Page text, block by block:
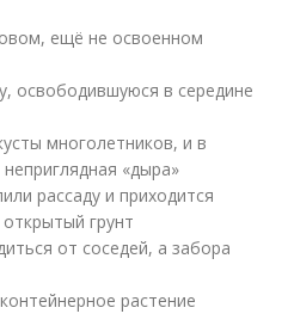
ещё не освоенном
освободившуюся в середине
многолетников, и в
«дыра»
рассаду и приходится
грунт
от соседей, а забора
растение